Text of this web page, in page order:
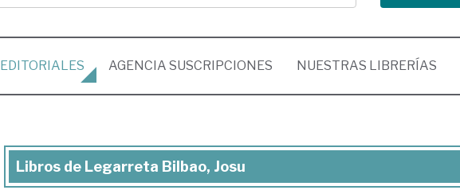
EDITORIALES AGENCIA SUSCRIPCIONES NUESTRAS LIBRERÍAS
Libros
Libros de Legarreta Bilbao, Josu